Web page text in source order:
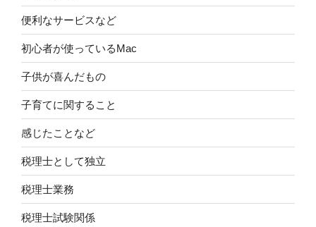
便利なサービスなど
初心者が使っているMac
子供が喜んだもの
子育てに関すること
感じたことなど
税理士として独立
税理士業務
税理士試験関係